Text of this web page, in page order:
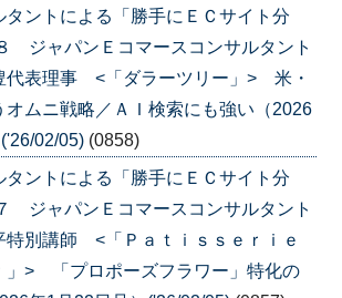
タントによる「勝手にＥＣサイト分
ジャパンＥコマースコンサルタント
表理事 <「ダラーツリー」> 米・
オムニ戦略／ＡＩ検索にも強い（2026
02/05) (0858)
タントによる「勝手にＥＣサイト分
ジャパンＥコマースコンサルタント
別講師 <「Ｐａｔｉｓｓｅｒｉｅ
」> 「プロポーズフラワー」特化の